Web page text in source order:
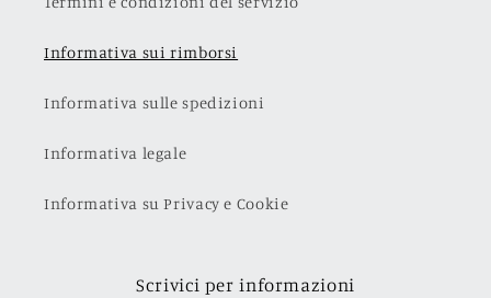
Informativa sui rimborsi
Informativa sulle spedizioni
Informativa legale
Informativa su Privacy e Cookie
Scrivici per informazioni